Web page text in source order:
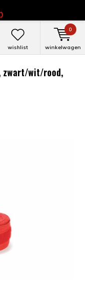
wishlist winkelwagen
0
zwart/wit/rood,